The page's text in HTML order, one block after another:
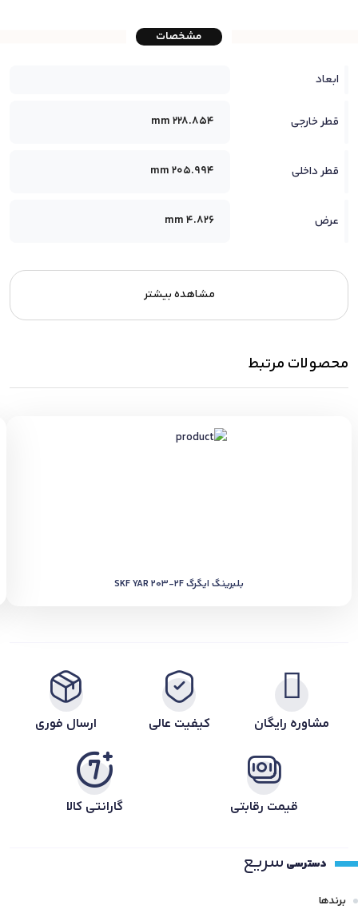
مشخصات
ابعاد
قطر خارجی 228.854 mm
قطر داخلی 205.994 mm
عرض 4.826 mm
مشاهده بیشتر
محصولات مرتبط
بلبرینگ ایگرگ SKF YAR 203-2F
مشاوره رایگان کیفیت عالی ارسال فوری
قیمت رقابتی گارانتی کالا
دسترسی سریع
برندها